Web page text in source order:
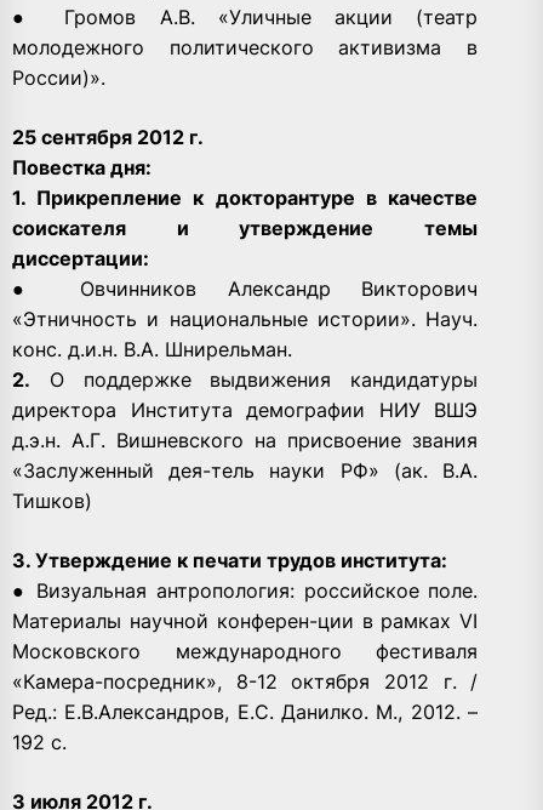
● Громов А.В. «Уличные акции (театр
молодежного политического активизма в
России)».
25 сентября 2012 г.
Повестка дня:
1. Прикрепление к докторантуре в качестве
соискателя и утверждение темы
диссертации:
● Овчинников Александр Викторович
«Этничность и национальные истории». Науч.
конс. д.и.н. В.А. Шнирельман.
2. О поддержке выдвижения кандидатуры
директора Института демографии НИУ ВШЭ
д.э.н. А.Г. Вишневского на присвоение звания
«Заслуженный дея-тель науки РФ» (ак. В.А.
Тишков)
3. Утверждение к печати трудов института:
● Визуальная антропология: российское поле.
Материалы научной конферен-ции в рамках VI
Московского международного фестиваля
«Камера-посредник», 8-12 октября 2012 г. /
Ред.: Е.В.Александров, Е.С. Данилко. М., 2012. –
192 с.
3 июля 2012 г.